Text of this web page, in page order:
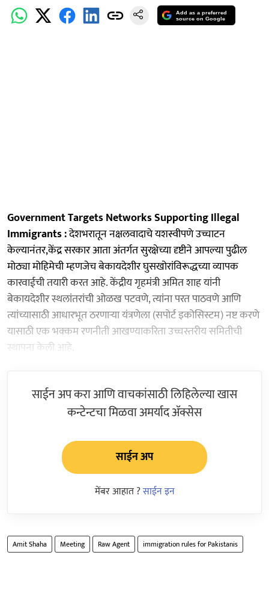
Add as a preferred
source on Google
Government Targets Networks Supporting Illegal
Immigrants :देशभरातून नक्षलवादाचे यशस्वीपणे उच्चाटन
केल्यानंतर,केंद्र सरकार आता अंतर्गत सुरक्षेच्या दृष्टीने आपल्या पुढील
मोठ्या मोहिमेची म्हणजेच बेकायदेशीर घुसखोरांविरूद्धच्या व्यापक
कारवाईची तयारी करत आहे. केंद्रीय गृहमंत्री अमित शाह यांनी
बेकायदेशीर स्थलांतरांची ओळख पटवणे, त्यांना परत पाठवणे आणि
त्यांच्यासाठी आधारभूत ठरणाऱ्या यंत्रणेला (सपोर्ट इकोसिस्टम) नष्ट करणे
यासाठी एक भक्कम रणनीती आखण्याकरिता उच्चस्तरीय समितीची
स्थापना केली आहे.
साईन अप करा आणि वाचकांसाठी लिहिलेल्या खास
कन्टेन्टचा मिळवा अमर्याद ॲक्सेस
साईन अप
मेंबर आहात ?साईन इन
Amit Shaha Meeting Raw Agent immigration rules for Pakistanis